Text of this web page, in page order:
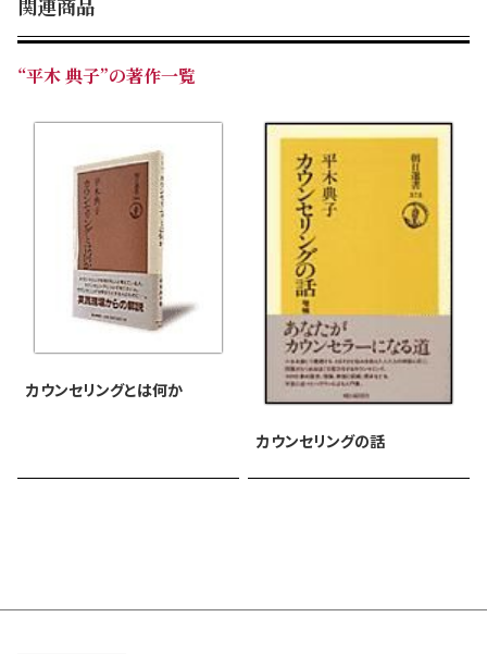
時代に即した新しい情報を多数追加し、内容を大幅に刷
新。
“平木 典子”の著作一覧
カウンセリングとは何か
カウンセリングの話